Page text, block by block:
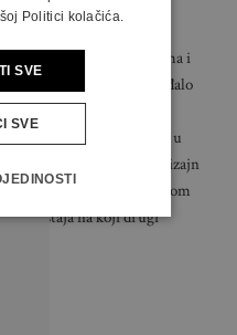
u luksuznim trgovinama i
Meni se to stalno događalo
bojom za tkanine”,
u jednobojnim nijansama u
tkaninu nanosim vlastiti dizajn
kontrolu nad paletom
namještaja na koji drugi
Politici kolačića.
SVE
SVE